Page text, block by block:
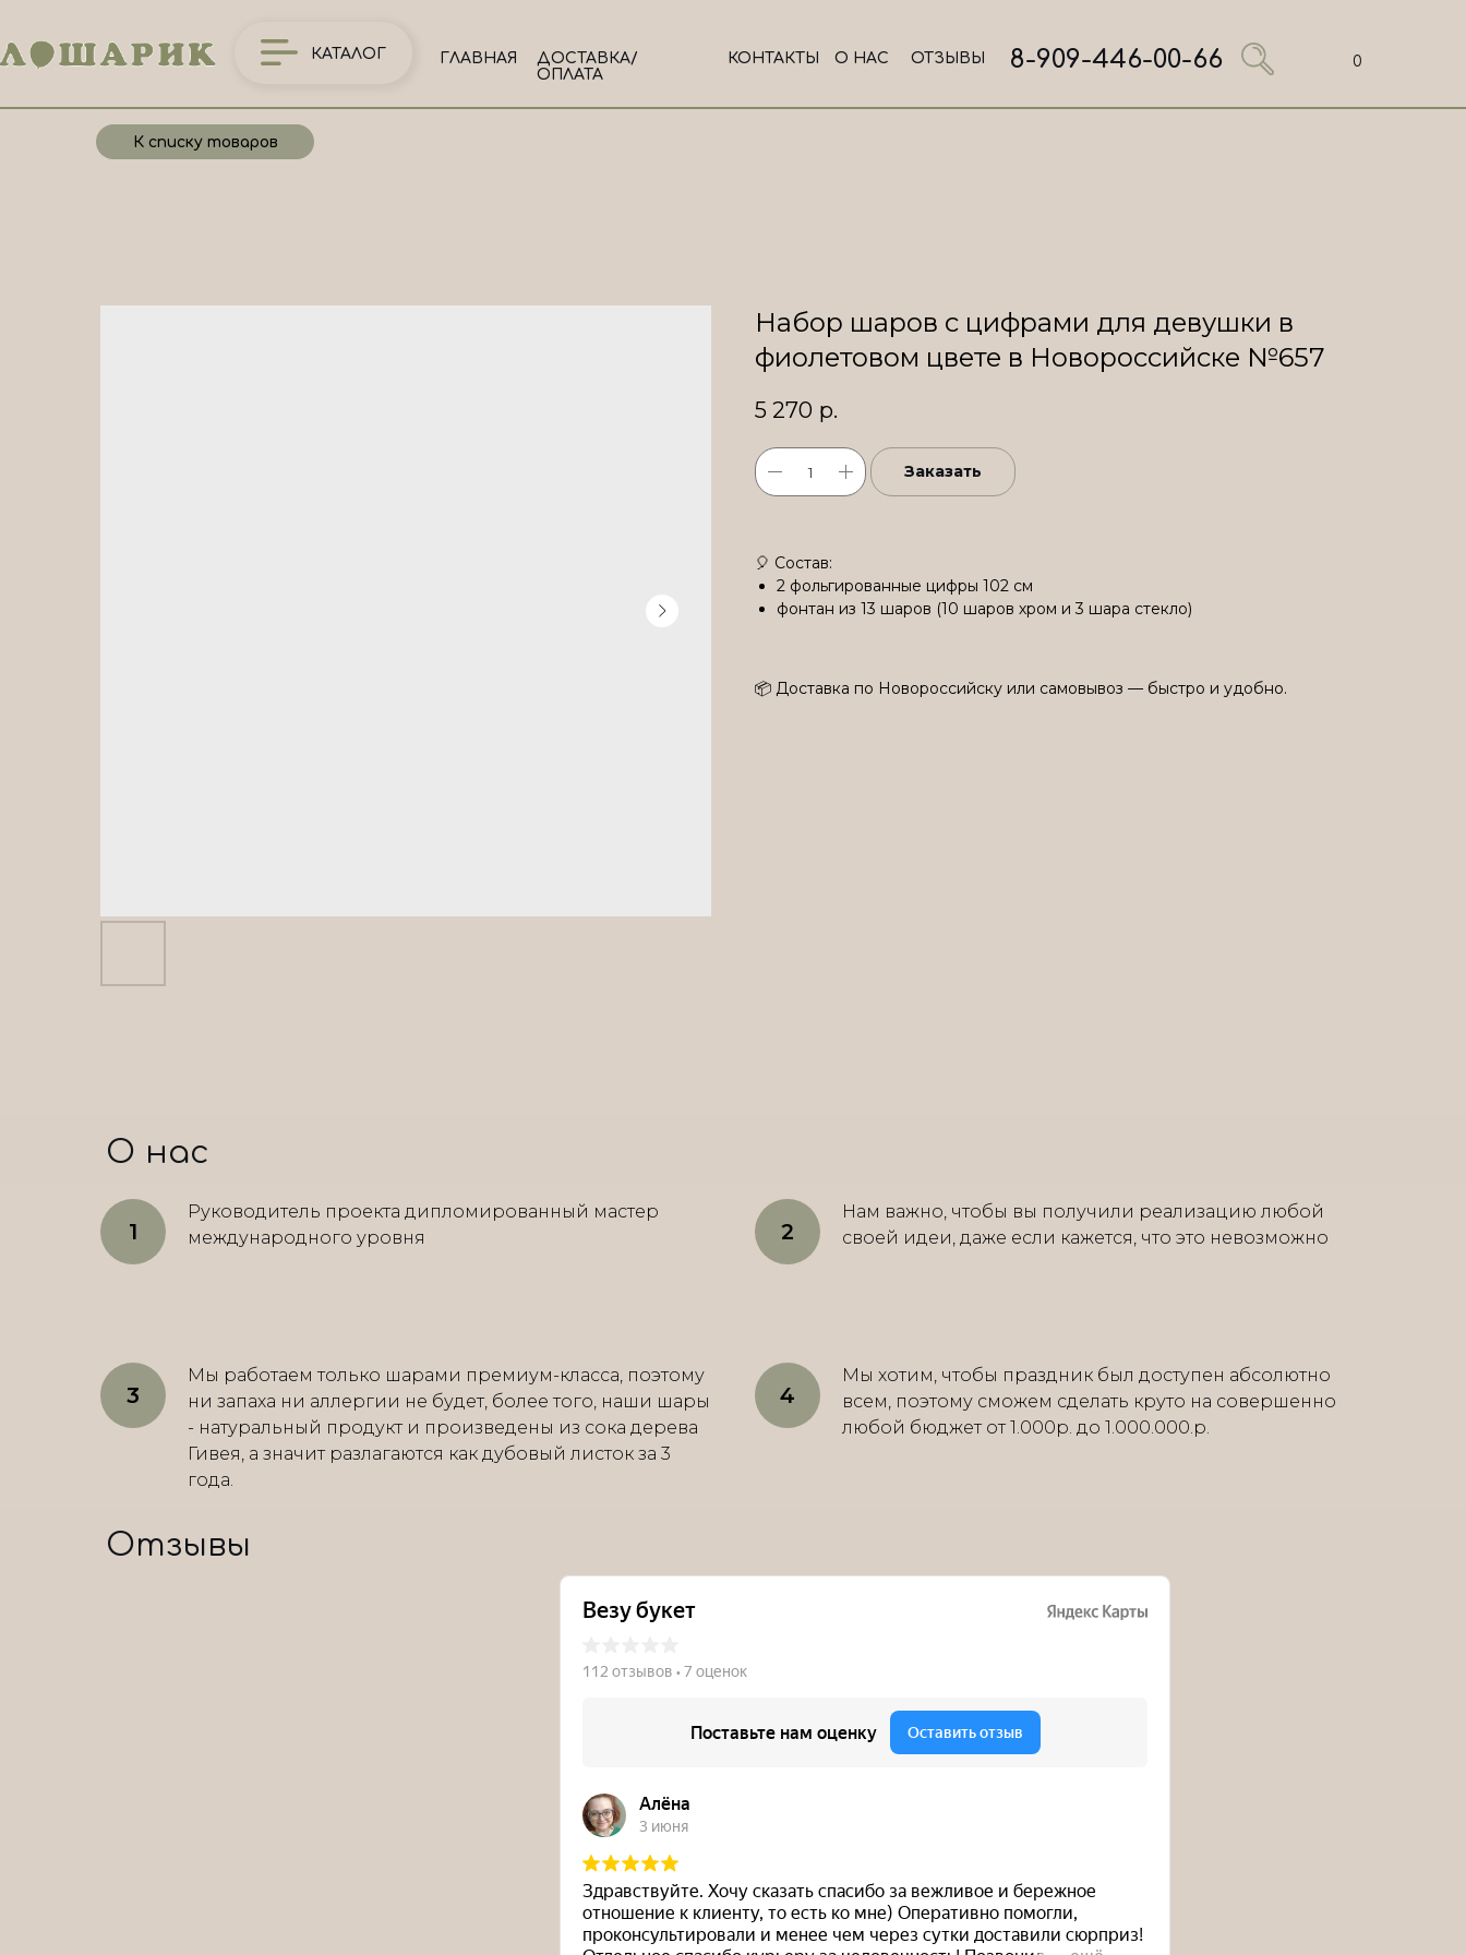
КАТАЛОГ ГЛАВНАЯ 0
8-909-446-00-66
ОТЗЫВЫ
О НАС
КОНТАКТЫ
ДОСТАВКА/
ОПЛАТА
К списку товаров
Набор шаров с цифрами для девушки в
фиолетовом цвете в Новороссийске №657
5 270 р.
Заказать
🎈 Состав:
2 фольгированные цифры 102 см
фонтан из 13 шаров (10 шаров хром и 3 шара стекло)
📦 Доставка по Новороссийску или самовывоз — быстро и удобно.
О нас
Руководитель проекта дипломированный мастер
международного уровня
Нам важно, чтобы вы получили реализацию любой
своей идеи, даже если кажется, что это невозможно
Мы работаем только шарами премиум-класса, поэтому
ни запаха ни аллергии не будет, более того, наши шары
- натуральный продукт и произведены из сока дерева
Гивея, а значит разлагаются как дубовый листок за 3
года.
Мы хотим, чтобы праздник был доступен абсолютно
всем, поэтому сможем сделать круто на совершенно
любой бюджет от 1.000р. до 1.000.000.р.
Отзывы